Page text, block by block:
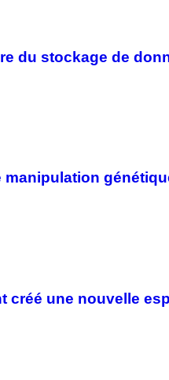
du stockage de
créé une nouvelle